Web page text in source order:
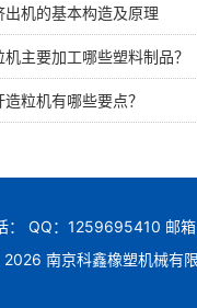
出机的基本构造及原理
主要加工哪些塑料制品？
粒机有哪些要点？
： QQ：1259695410 邮
南京科鑫橡塑机械有